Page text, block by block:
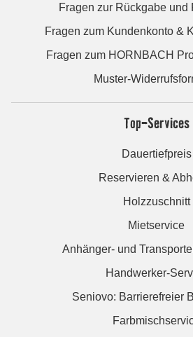
Fragen zur Rückgabe und
Fragen zum Kundenkonto &
Fragen zum HORNBACH
Muster-
Top-Services
Dauertiefpreis
Reservieren &
Holzzuschnitt
Mietservice
Anhänger- und
Handwerker-
Seniovo: Barrierefreier